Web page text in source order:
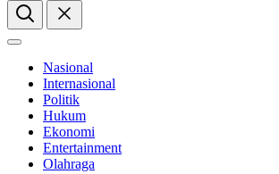
Nasional
Internasional
Politik
Hukum
Ekonomi
Entertainment
Olahraga